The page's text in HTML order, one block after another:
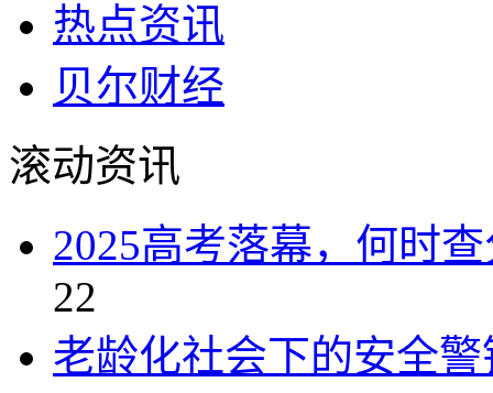
热点资讯
贝尔财经
滚动资讯
2025高考落幕，何时
22
老龄化社会下的安全